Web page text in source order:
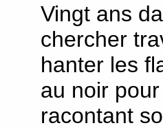
Vingt ans
chercher
hanter les
au noir
racontant